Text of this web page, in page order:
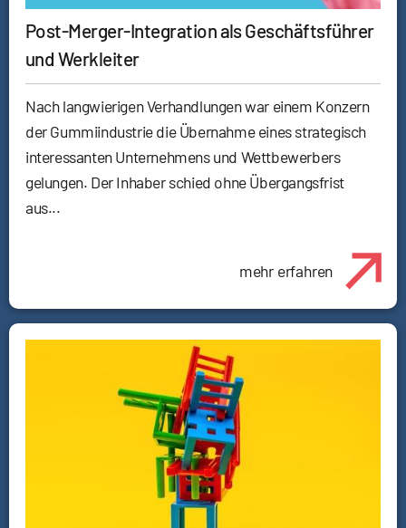
Post-Merger-Integration als Geschäftsführer
und Werkleiter
Nach langwierigen Verhandlungen war einem Konzern
der Gummiindustrie die Übernahme eines strategisch
interessanten Unternehmens und Wettbewerbers
gelungen. Der Inhaber schied ohne Übergangsfrist
aus...
mehr erfahren